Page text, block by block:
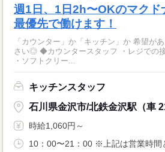
週1日、1日2h〜OKのマクド
最優先で働けます！
「カウンター」か「キッチン」か 希望が
さい◎ ◆カウンタースタッフ ・レジでの接客、注文 ・ドリンク作り
・ソフトクリー...
キッチンスタッフ
石川県金沢市/北鉄金沢駅（車
時給1,060円～
10：00〜21：00 ※上記は営業時間